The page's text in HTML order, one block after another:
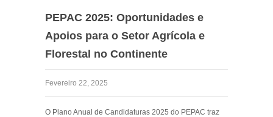
PEPAC 2025: Oportunidades e
Apoios para o Setor Agrícola e
Florestal no Continente
Fevereiro 22, 2025
O Plano Anual de Candidaturas 2025 do PEPAC traz